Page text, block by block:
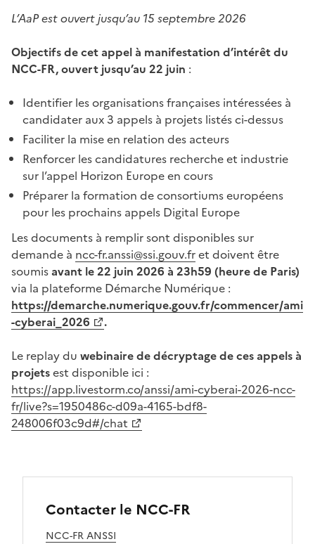
L’AaP est ouvert jusqu’au 15 septembre 2026
Objectifs de cet appel à manifestation d’intérêt du
NCC-FR, ouvert jusqu’au 22 juin :
Identifier les organisations françaises intéressées à
candidater aux 3 appels à projets listés ci-dessus
Faciliter la mise en relation des acteurs
Renforcer les candidatures recherche et industrie
sur l’appel Horizon Europe en cours
Préparer la formation de consortiums européens
pour les prochains appels Digital Europe
Les documents à remplir sont disponibles sur
demande à ncc-fr.anssi@ssi.gouv.fret doivent être
soumisavant le 22 juin 2026 à 23h59 (heure de Paris)
via la plateforme Démarche Numérique :
(Ouvre une nouvelle fenêtre)
https://demarche.numerique.gouv.fr/commencer/ami
-cyberai_2026
.
Le replay du webinaire de décryptage de ces appels à
projetsest disponible ici :
(Ouvre une nouvelle fenêtre)
https://app.livestorm.co/anssi/ami-cyberai-2026-ncc-
fr/live?s=1950486c-d09a-4165-bdf8-
248006f03c9d#/chat
Contacter le NCC-FR
NCC-FR ANSSI